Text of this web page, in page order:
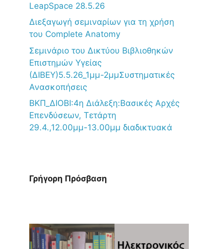
LeapSpace 28.5.26
Διεξαγωγή σεμιναρίων για τη χρήση
του Complete Anatomy
Σεμινάριο του Δικτύου Βιβλιοθηκών
Επιστημών Υγείας
(ΔΙΒΕΥ)5.5.26_1μμ-2μμΣυστηματικές
Ανασκοπήσεις
ΒΚΠ_ΔΙΟΒΙ:4η Διάλεξη:Βασικές Αρχές
Επενδύσεων, Τετάρτη
29.4.,12.00μμ-13.00μμ διαδικτυακά
Γρήγορη Πρόσβαση